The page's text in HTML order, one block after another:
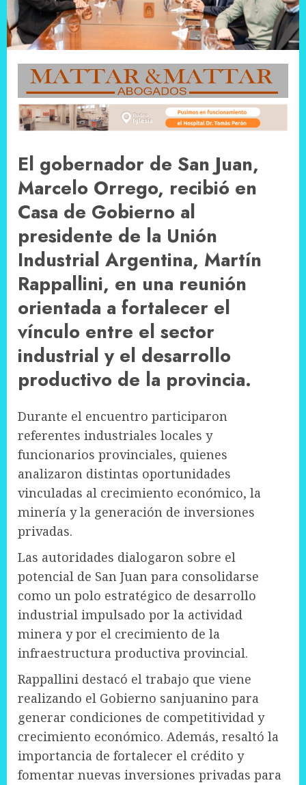
El gobernador de San Juan,
Marcelo Orrego, recibió en
Casa de Gobierno al
presidente de la Unión
Industrial Argentina, Martín
Rappallini, en una reunión
orientada a fortalecer el
vínculo entre el sector
industrial y el desarrollo
productivo de la provincia.
Durante el encuentro participaron
referentes industriales locales y
funcionarios provinciales, quienes
analizaron distintas oportunidades
vinculadas al crecimiento económico, la
minería y la generación de inversiones
privadas.
Las autoridades dialogaron sobre el
potencial de San Juan para consolidarse
como un polo estratégico de desarrollo
industrial impulsado por la actividad
minera y por el crecimiento de la
infraestructura productiva provincial.
Rappallini destacó el trabajo que viene
realizando el Gobierno sanjuanino para
generar condiciones de competitividad y
crecimiento económico. Además, resaltó la
importancia de fortalecer el crédito y
fomentar nuevas inversiones privadas para